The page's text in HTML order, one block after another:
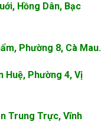
Hồng Dân, Bạc
Phường 8, Cà Mau.
Huệ, Phường 4, Vị
Trung Trực, Vĩnh